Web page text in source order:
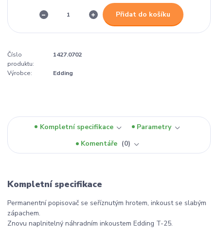
Přidat do košíku
Číslo
produktu:
1427.0702
Výrobce: Edding
Kompletní specifikace
Parametry
Komentáře
0
Kompletní specifikace
Permanentní popisovač se seříznutým hrotem, inkoust se slabým
zápachem.
Znovu naplnitelný náhradním inkoustem Edding T-25.